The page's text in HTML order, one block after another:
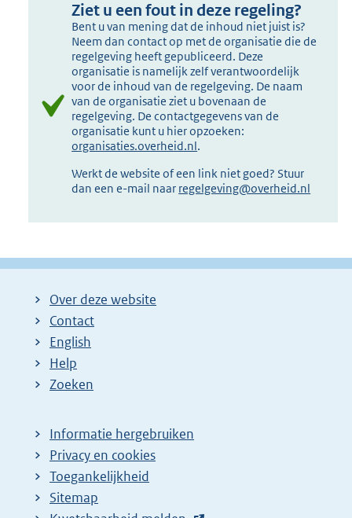
Ziet u een fout in deze regeling?
Bent u van mening dat de inhoud niet juist is?
Neem dan contact op met de organisatie die de
regelgeving heeft gepubliceerd. Deze
organisatie is namelijk zelf verantwoordelijk
voor de inhoud van de regelgeving. De naam
van de organisatie ziet u bovenaan de
regelgeving. De contactgegevens van de
organisatie kunt u hier opzoeken:
organisaties.overheid.nl.
Werkt de website of een link niet goed? Stuur
dan een e-mail naar regelgeving@overheid.nl
Over deze website
Contact
English
Help
Zoeken
Informatie hergebruiken
Privacy en cookies
Toegankelijkheid
Sitemap